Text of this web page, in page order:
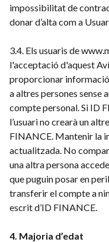
impossibilitat de
donar d’alta com a
3.4. Els usuaris de
l'acceptació d'aquest
proporcionar
a altres persones sense
compte personal. Si ID
l’usuari no crearà un
FINANCE. Mantenir la
actualitzada. No
una altra persona
que puguin posar en
transferir el compte a
escrit d’ID FINANCE.
4. Majoria d’edat